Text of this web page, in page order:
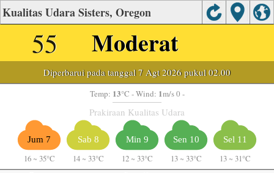
Kualitas Udara Sisters, Oregon
55 Moderat
Diperbarui pada tanggal 7 Agt 2026 pukul 02.00
Temp: 13°C - Wind: 1m/s 0 -
Prakiraan Kualitas Udara
Jum 7
16 ~ 35°C
Sab 8
14 ~ 33°C
Min 9
12 ~ 33°C
Sen 10
13 ~ 33°C
Sel 11
13 ~ 31°C